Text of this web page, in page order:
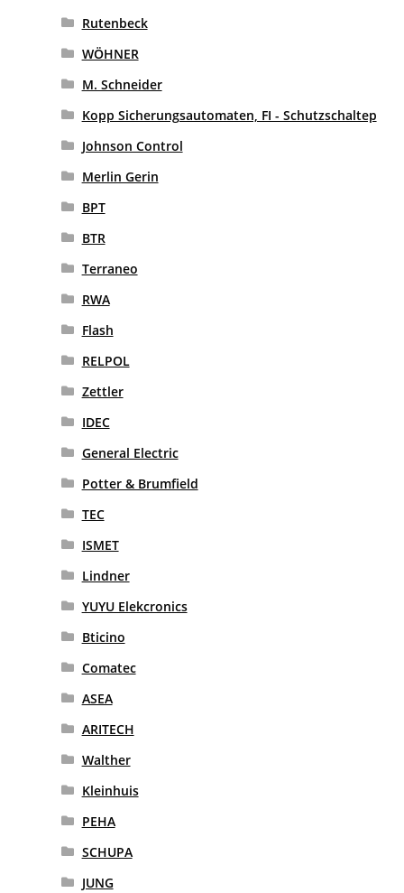
Rutenbeck
WÖHNER
M. Schneider
Kopp Sicherungsautomaten, FI - Schutzschaltep
Johnson Control
Merlin Gerin
BPT
BTR
Terraneo
RWA
Flash
RELPOL
Zettler
IDEC
General Electric
Potter & Brumfield
TEC
ISMET
Lindner
YUYU Elekcronics
Bticino
Comatec
ASEA
ARITECH
Walther
Kleinhuis
PEHA
SCHUPA
JUNG